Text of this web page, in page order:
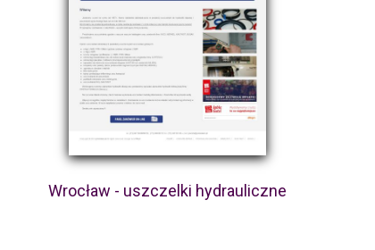
Wrocław - uszczelki hydrauliczne